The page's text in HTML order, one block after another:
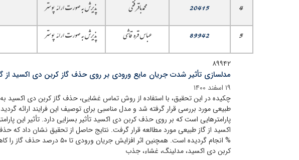
4
20415 محمدباقر فتحی
پذیرش به صورت ارائه پوستر
5
89942 عباس قره قاشی پذیرش به صورت ارائه پوستر
۸۹۹۴۲
مدلسازی تأثیر شدت جریان مایع ورودی بر روی حذف گاز کربن دی اکسید از
۱۹ اسفند ۱۴۰۰
چکیده در این تحقیق، با استفاده از روش تماس غشایی، حذف گاز کربن دی اکسید
طبیعی مورد بررسی قرار گرفته شد و مدل مناسبی برای توصیف این فرایند ارائه
پارامترهایی است که بر روی حذف کربن دی اکسید تأثیر بسزایی دارد. تأثیر این
% انجام گردیده است. همچنین اثر افزایش
کربن دی اکسید، مدلینگ، غشاء، جذب